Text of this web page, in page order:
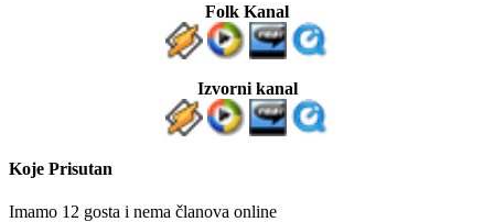
Folk Kanal
Izvorni kanal
Koje Prisutan
Imamo 12 gosta i nema članova online